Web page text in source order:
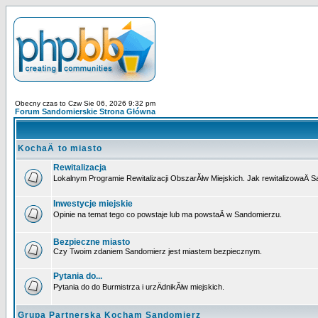
Obecny czas to Czw Sie 06, 2026 9:32 pm
Forum Sandomierskie Strona Główna
KochaÄ to miasto
Rewitalizacja
Lokalnym Programie Rewitalizacji ObszarĂłw Miejskich. Jak rewitalizowaÄ
Inwestycje miejskie
Opinie na temat tego co powstaje lub ma powstaÄ w Sandomierzu.
Bezpieczne miasto
Czy Twoim zdaniem Sandomierz jest miastem bezpiecznym.
Pytania do...
Pytania do do Burmistrza i urzÄdnikĂłw miejskich.
Grupa Partnerska Kocham Sandomierz